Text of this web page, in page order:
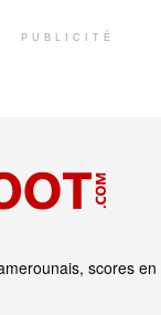
PUBLICITÉ
scores